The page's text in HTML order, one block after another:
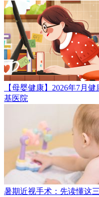
【母婴健康】2026年7月
基医院
暑期近视手术：先读懂这